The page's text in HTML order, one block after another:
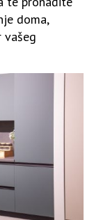
doma,
vašeg